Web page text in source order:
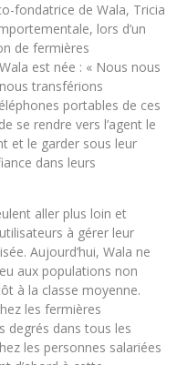
fondatrice de Wala, Tricia
lors d’un
de fermières
est née : « Nous nous
transférions
portables de ces
se rendre vers l’agent le
et le garder sous leur
dans leurs
aller plus loin et
à gérer leur
Aujourd’hui, Wala ne
aux populations non
à la classe moyenne.
les fermières
degrés dans tous les
les personnes salariées